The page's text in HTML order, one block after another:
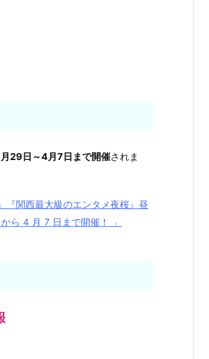
29日～4月7日まで開催されま
『関西最大級のエンタメ夜桜』昼
ら 4 月 7 日まで開催！ 」